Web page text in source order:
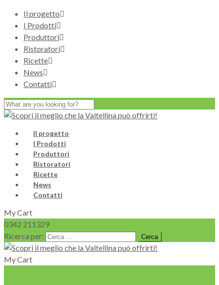
Il progetto
I Prodotti
Produttori
Ristoratori
Ricette
News
Contatti
Il progetto
I Prodotti
Produttori
Ristoratori
Ricette
News
Contatti
My Cart
0342 211329
Ricerca per:
My Cart